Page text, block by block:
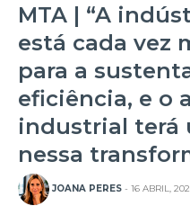
MTA | “A
está cada vez
para a
eficiência, e o
industrial terá
nessa
JOANA PERES - 16 ABRIL,